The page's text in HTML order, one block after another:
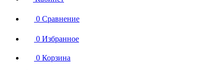
0 Сравнение
0 Избранное
0 Корзина